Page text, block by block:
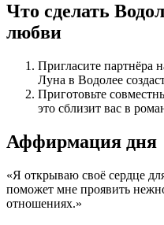
Что сделать
любви
Пригласите партнёра
Луна в Водолее
Приготовьте
это сблизит вас в
Аффирмация дня
«Я открываю своё сердце
поможет мне проявить
отношениях.»